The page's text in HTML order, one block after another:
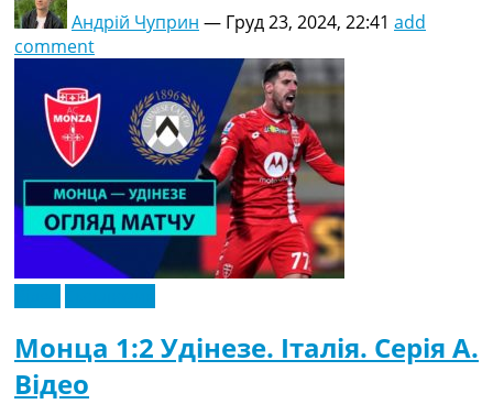
Андрій Чуприн — Груд 23, 2024, 22:41 add
comment
Монца 1:2 Удінезе. Італія. Серія A.
Відео